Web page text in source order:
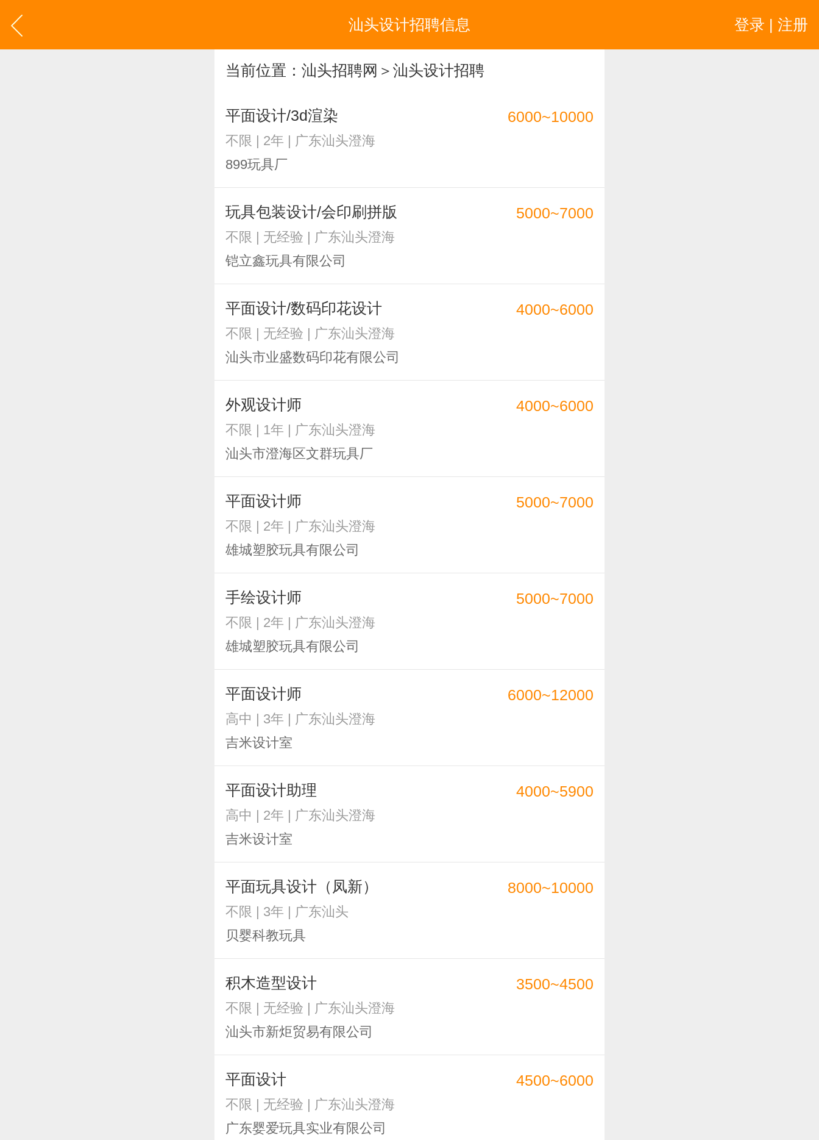
登录 | 注册
汕头设计招聘信息
当前位置： 汕头招聘网 ＞汕头设计招聘
平面设计/3d渲染
不限 | 2年 | 广东汕头澄海
899玩具厂
6000~10000
玩具包装设计/会印刷拼版
不限 | 无经验 | 广东汕头澄海
铠立鑫玩具有限公司
5000~7000
平面设计/数码印花设计
不限 | 无经验 | 广东汕头澄海
汕头市业盛数码印花有限公司
4000~6000
外观设计师
不限 | 1年 | 广东汕头澄海
汕头市澄海区文群玩具厂
4000~6000
平面设计师
不限 | 2年 | 广东汕头澄海
雄城塑胶玩具有限公司
5000~7000
手绘设计师
不限 | 2年 | 广东汕头澄海
雄城塑胶玩具有限公司
5000~7000
平面设计师
高中 | 3年 | 广东汕头澄海
吉米设计室
6000~12000
平面设计助理
高中 | 2年 | 广东汕头澄海
吉米设计室
4000~5900
平面玩具设计（凤新）
不限 | 3年 | 广东汕头
贝婴科教玩具
8000~10000
积木造型设计
不限 | 无经验 | 广东汕头澄海
汕头市新炬贸易有限公司
3500~4500
平面设计
不限 | 无经验 | 广东汕头澄海
广东婴爱玩具实业有限公司
4500~6000